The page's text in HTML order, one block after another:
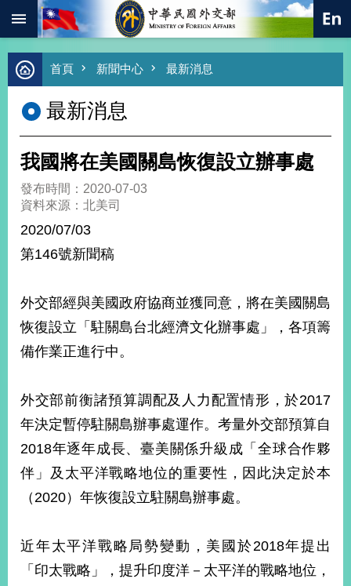
跳到主要內容區塊
進
階
尋
熱
合
外
交
值
外
交
經
日
不
落
海
和
平
照
首頁 新聞中心 最新消息
最新消息
我國將在美國關島恢復設立辦事處
發布時間：2020-07-03
資料來源：北美司
2020/07/03
第146號新聞稿
外交部經與美國政府協商並獲同意，將在美國關島
恢復設立「駐關島台北經濟文化辦事處」，各項籌
備作業正進行中。
外交部前衡諸預算調配及人力配置情形，於2017
年決定暫停駐關島辦事處運作。考量外交部預算自
2018年逐年成長、臺美關係升級成「全球合作夥
伴」及太平洋戰略地位的重要性，因此決定於本
（2020）年恢復設立駐關島辦事處。
近年太平洋戰略局勢變動，美國於2018年提出
「印太戰略」，提升印度洋－太平洋的戰略地位，